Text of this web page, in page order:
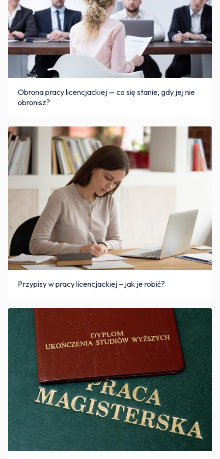
Obrona pracy licencjackiej — co się stanie, gdy jej nie
obronisz?
Przypisy w pracy licencjackiej – jak je robić?